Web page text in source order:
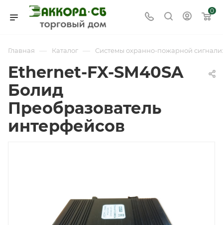
0
Главная — Каталог — Системы охранно-пожарной
Ethernet-FX-SM40SA
Болид
Преобразователь
интерфейсов